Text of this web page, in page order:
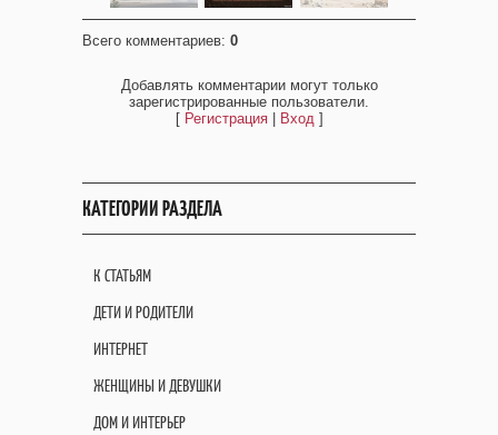
Всего комментариев: 0
Добавлять комментарии могут только
зарегистрированные пользователи.
[ Регистрация| Вход]
КАТЕГОРИИ РАЗДЕЛА
К СТАТЬЯМ
ДЕТИ И РОДИТЕЛИ
ИНТЕРНЕТ
ЖЕНЩИНЫ И ДЕВУШКИ
ДОМ И ИНТЕРЬЕР